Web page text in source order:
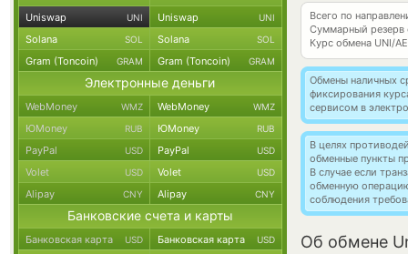
Всего по
Суммарный резерв
Курс обмена UNI/
Обмены наличных
фиксирования
сервисом в
В целях
обменные пункты
В случае если
обменную
соблюдения
Об обмене
Uniswap UNI Uniswap UNI
Solana SOL Solana SOL
Gram (Toncoin) GRAM Gram (Toncoin) GRAM
Электронные деньги
WebMoney WMZ WebMoney WMZ
ЮMoney RUB ЮMoney RUB
PayPal USD PayPal USD
Volet USD Volet USD
Alipay CNY Alipay CNY
Банковские счета и карты
Банковская карта USD Банковская карта USD